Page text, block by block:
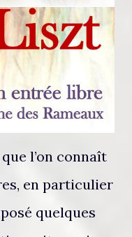
l’on connaît
en particulier
quelques